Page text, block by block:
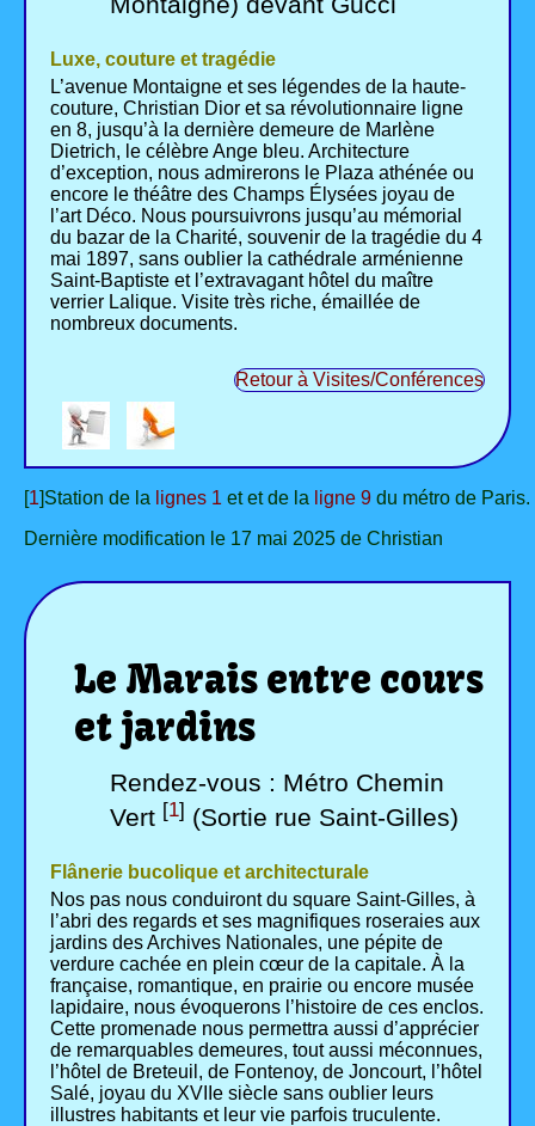
Luxe, couture et tragédie
L’avenue Montaigne et ses légendes de la haute-
couture, Christian Dior et sa révolutionnaire ligne
en 8, jusqu’à la dernière demeure de Marlène
Dietrich, le célèbre Ange bleu. Architecture
d’exception, nous admirerons le Plaza athénée ou
encore le théâtre des Champs Élysées joyau de
l’art Déco. Nous poursuivrons jusqu’au mémorial
du bazar de la Charité, souvenir de la tragédie du 4
mai 1897, sans oublier la cathédrale arménienne
Saint-Baptiste et l’extravagant hôtel du maître
verrier Lalique. Visite très riche, émaillée de
nombreux documents.
Retour à Visites/Conférences
[1]Station de la lignes 1 et et de la ligne 9 du métro de Paris.
Dernière modification le 17 mai 2025 de Christian
Le Marais entre cours
et jardins
Rendez-vous : Métro Chemin
Vert [1] (Sortie rue Saint-Gilles)
Flânerie bucolique et architecturale
Nos pas nous conduiront du square Saint-Gilles, à
l’abri des regards et ses magnifiques roseraies aux
jardins des Archives Nationales, une pépite de
verdure cachée en plein cœur de la capitale. À la
française, romantique, en prairie ou encore musée
lapidaire, nous évoquerons l’histoire de ces enclos.
Cette promenade nous permettra aussi d’apprécier
de remarquables demeures, tout aussi méconnues,
l’hôtel de Breteuil, de Fontenoy, de Joncourt, l’hôtel
Salé, joyau du XVIIe siècle sans oublier leurs
illustres habitants et leur vie parfois truculente.